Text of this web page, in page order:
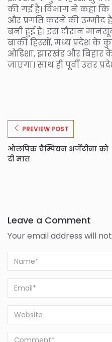
की गई है। विभाग ने कहा
और प्रगति करने की
बनी हुई है। इस दौरान
बाकी हिस्सों, मध्य प्रदेश के
ओडिशा, झारखंड और बिहार
जाएगा। साथ ही पूर्वी उत्तर
PREVIEW POST
ओलंपिक चैम्पियन अर्जेंटीना को
दी मात
Leave a Comment
Your email address will